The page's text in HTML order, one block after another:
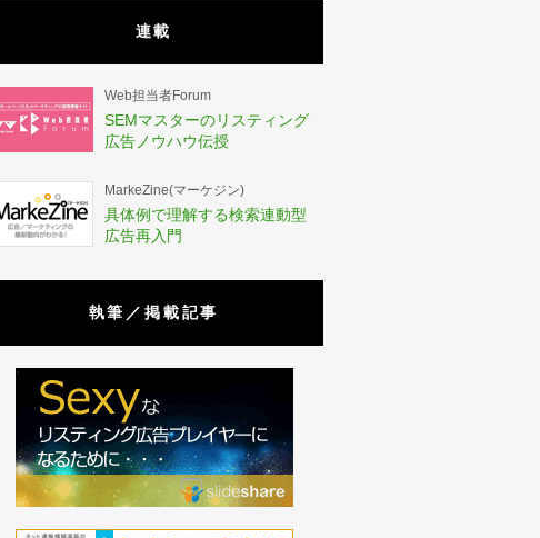
連載
Web担当者Forum
SEMマスターのリスティング
広告ノウハウ伝授
MarkeZine(マーケジン)
具体例で理解する検索連動型
広告再入門
執筆／掲載記事